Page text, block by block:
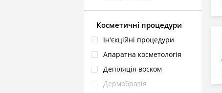
Косметичні процедури
Ін'єкційні процедури
Апаратна косметологія
Депіляція воском
Дермобразія